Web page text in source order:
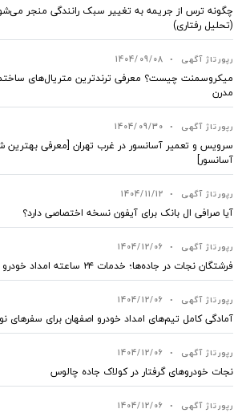
چگونه ترس از جریمه به تغییر سبک رانندگی منجر
(تحلیل رفتاری)
رپورتاژ آگهی •
1404/09/08
میکروسمنت چیست؟ معرفی ترندترین متریال‌های
مدرن
رپورتاژ آگهی •
1404/09/30
سرویس و تعمیر آسانسور در غرب تهران [معرفی
آسانسور]
رپورتاژ آگهی •
1404/11/12
آیا صرافی ال بانک برای آیفون نسخه اختصاصی دارد؟
رپورتاژ آگهی •
1404/12/06
فرشتگان نجات در جاده‌ها؛ خدمات ۲۴ ساعته امداد خودرو سمنان
رپورتاژ آگهی •
1404/12/06
آمادگی کامل تیم‌های امداد خودرو اصفهان برای سفرهای
رپورتاژ آگهی •
1404/12/06
نجات خودروهای گرفتار در کولاک جاده چالوس
رپورتاژ آگهی •
1404/12/06